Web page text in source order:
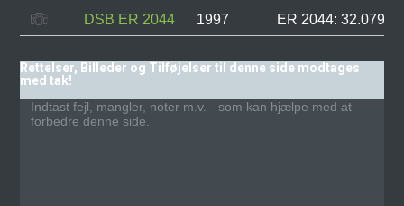
DSB ER 2044
1997 ER 2044: 32.079,
Rettelser, Billeder og Tilføjelser til denne side modtages
med tak!